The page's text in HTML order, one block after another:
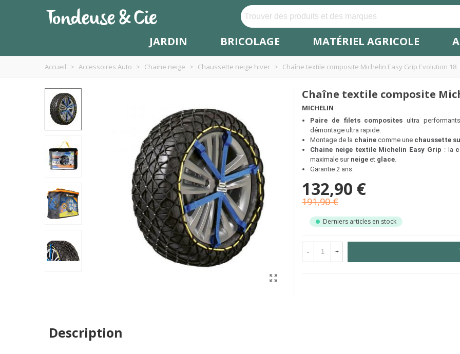
JARDIN BRICOLAGE MATÉRIEL AGRICOLE
Accueil > Accessoires Auto > Chaine neige > Chaussette neige hiver > Chaîne textile composite Michelin Easy Grip Evolution 18
Chaîne textile composite
MICHELIN
Paire de filets composites ultra
démontage ultra rapide.
Montage de la chaine comme une chaussette
Chaine neige textile Michelin Easy Grip : la
maximale sur neige et glace.
Garantie 2 ans.
132,90 €
191,90 €
Derniers articles en stock
- +
Description